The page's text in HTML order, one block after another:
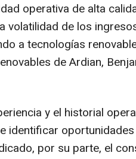
operativa de alta
volatilidad de los
a tecnologías
de Ardian,
y el historial
identificar
por su parte, el